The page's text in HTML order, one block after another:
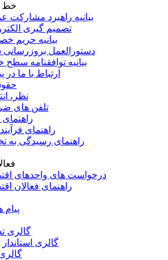
خط
بیانیه راهبرد مشارکت
تصمیم گیری
بیانیه حریم
دستورالعمل
بیانیه توافقنامه
ارتباط با ما
نظر،
تلفن های
راهنمای
راهنمای رسیدگی به
درخواست های واحدهای
راهنمای فعالان
پیام
گالری
گالری استاندار